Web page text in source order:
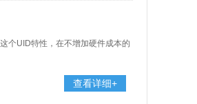
个UID特性，在不增加硬件成本的
查看详细+